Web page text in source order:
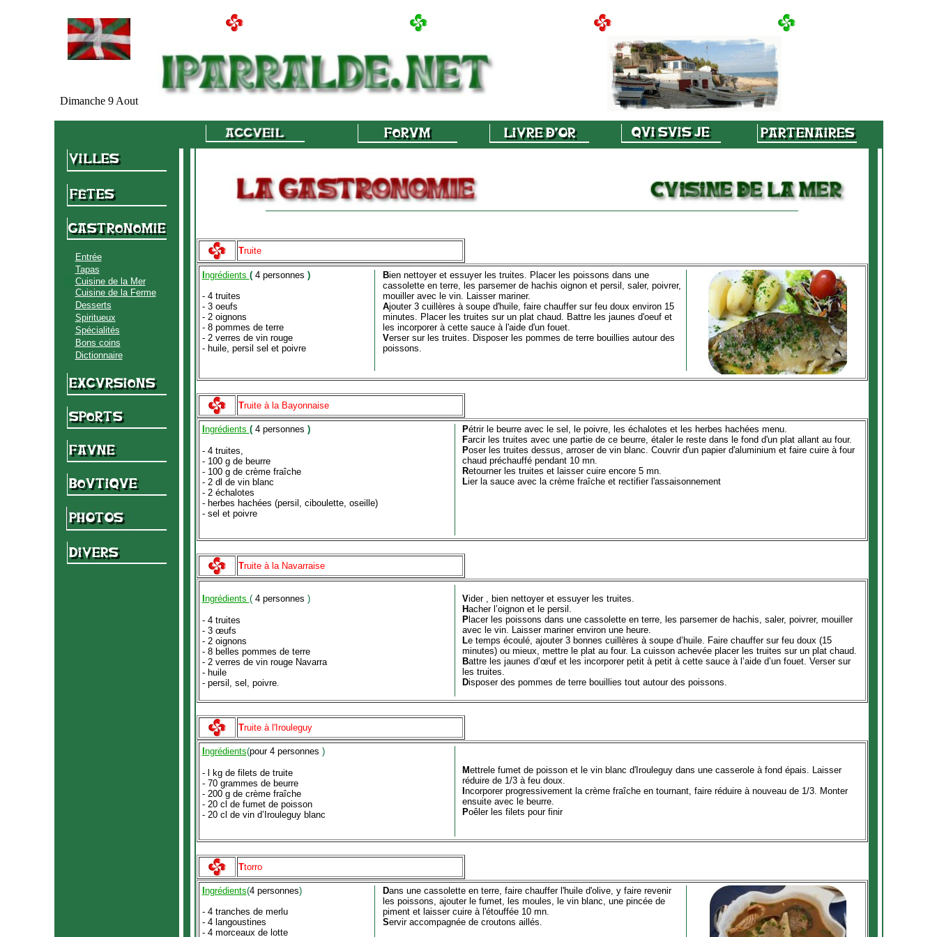
Dimanche 9 Aout
Entrée
Tapas
Cuisine de la Mer
Cuisine de la Ferme
Desserts
Spiritueux
Spécialités
Bons coins
Dictionnaire
Truite
ngrédients ( 4 personnes )
- 4 truites
- 3 oeufs
- 2 oignons
- 8 pommes de terre
- 2 verres de vin rouge
- huile, persil sel et poivre
Bien nettoyer et essuyer les truites. Placer les poissons dans une
cassolette en terre, les parsemer de hachis oignon et persil, saler, poivrer,
mouiller avec le vin. Laisser mariner.
Ajouter 3 cuillères à soupe d'huile, faire chauffer sur feu doux environ 15
minutes. Placer les truites sur un plat chaud. Battre les jaunes d'oeuf et
les incorporer à cette sauce à l'aide d'un fouet.
Verser sur les truites. Disposer les pommes de terre bouillies autour des
poissons.
Truite à la Bayonnaise
ngrédients ( 4 personnes )
- 4 truites,
- 100 g de beurre
- 100 g de crème fraîche
- 2 dl de vin blanc
- 2 échalotes
- herbes hachées (persil, ciboulette, oseille)
- sel et poivre
Pétrir le beurre avec le sel, le poivre, les échalotes et les herbes hachées menu.
Farcir les truites avec une partie de ce beurre, étaler le reste dans le fond d'un plat allant au four.
Poser les truites dessus, arroser de vin blanc. Couvrir d'un papier d'aluminium et faire cuire à four
chaud préchauffé pendant 10 mn.
Retourner les truites et laisser cuire encore 5 mn.
Lier la sauce avec la crème fraîche et rectifier l'assaisonnement
Truite à la Navarraise
ngrédients ( 4 personnes )
- 4 truites
- 3 œufs
- 2 oignons
- 8 belles pommes de terre
- 2 verres de vin rouge Navarra
- huile
- persil, sel, poivre.
Vider , bien nettoyer et essuyer les truites.
Hacher l’oignon et le persil.
Placer les poissons dans une cassolette en terre, les parsemer de hachis, saler, poivrer, mouiller
avec le vin. Laisser mariner environ une heure.
Le temps écoulé, ajouter 3 bonnes cuillères à soupe d’huile. Faire chauffer sur feu doux (15
minutes) ou mieux, mettre le plat au four. La cuisson achevée placer les truites sur un plat chaud.
Battre les jaunes d’œuf et les incorporer petit à petit à cette sauce à l’aide d’un fouet. Verser sur
les truites.
Disposer des pommes de terre bouillies tout autour des poissons.
Truite à l'Irouleguy
ngrédients(pour 4 personnes )
- l kg de filets de truite
- 70 grammes de beurre
- 200 g de crème fraîche
- 20 cl de fumet de poisson
- 20 cl de vin d’Irouleguy blanc
Mettrele fumet de poisson et le vin blanc d'Irouleguy dans une casserole à fond épais. Laisser
réduire de 1/3 à feu doux.
ncorporer progressivement la crème fraîche en tournant, faire réduire à nouveau de 1/3. Monter
ensuite avec le beurre.
Poêler les filets pour finir
Ttorro
ngrédients(4 personnes)
- 4 tranches de merlu
- 4 langoustines
- 4 morceaux de lotte
Dans une cassolette en terre, faire chauffer l'huile d'olive, y faire revenir
les poissons, ajouter le fumet, les moules, le vin blanc, une pincée de
piment et laisser cuire à l'étouffée 10 mn.
Servir accompagnée de croutons aillés.